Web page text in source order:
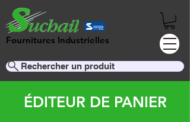
Fournitures Industrielles
Rechercher un produit
ÉDITEUR DE PANIER